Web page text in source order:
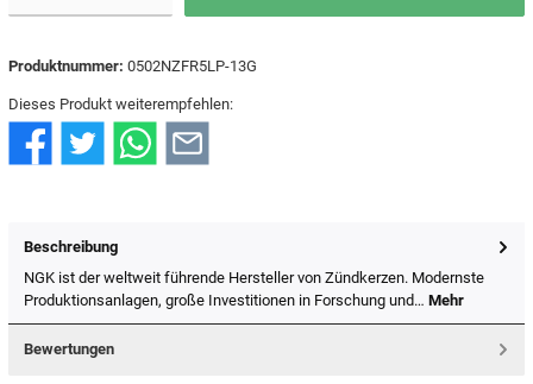
Produktnummer: 0502NZFR5LP-13G
Dieses Produkt weiterempfehlen:
Beschreibung
NGK ist der weltweit führende Hersteller von Zündkerzen. Modernste
Produktionsanlagen, große Investitionen in Forschung und… Mehr
Bewertungen